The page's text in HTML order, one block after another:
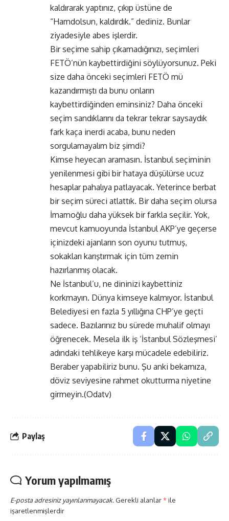
kaldırarak yaptınız, çıkıp üstüne de
“Hamdolsun, kaldırdık.” dediniz. Bunlar
ziyadesiyle abes işlerdir.
Bir seçime sahip çıkamadığınızı, seçimleri
FETÖ’nün kaybettirdiğini söylüyorsunuz. Peki
size daha önceki seçimleri FETÖ mü
kazandırmıştı da bunu onların
kaybettirdiğinden eminsiniz? Daha önceki
seçim sandıklarını da tekrar tekrar saysaydık
fark kaça inerdi acaba, bunu neden
sorgulamayalım biz şimdi?
Kimse heyecan aramasın. İstanbul seçiminin
yenilenmesi gibi bir hataya düşülürse ucuz
hesaplar pahalıya patlayacak. Yeterince berbat
bir seçim süreci atlattık. Bir daha seçim olursa
İmamoğlu daha yüksek bir farkla seçilir. Yok,
mevcut kamuoyunda İstanbul AKP’ye geçerse
içinizdeki ajanların son oyunu tutmuş,
sokakları karıştırmak için tüm zemin
hazırlanmış olacak.
Ne İstanbul’u, ne dininizi kaybettiniz
korkmayın. Dünya kimseye kalmıyor. İstanbul
Belediyesi en fazla 5 yıllığına CHP’ye geçti
sadece. Bazılarınız bu sürede muhalif olmayı
öğrenecek. Mesela ilk iş ‘İstanbul Sözleşmesi’
adındaki tehlikeye karşı mücadele edebiliriz.
Beraber yapabiliriz bunu. Şu anki bekamıza,
döviz seviyesine rahmet okutturma niyetine
girmeyin.(Odatv)
Paylaş
Yorum yapılmamış
E-posta adresiniz yayınlanmayacak. Gerekli alanlar*ile
işaretlenmişlerdir